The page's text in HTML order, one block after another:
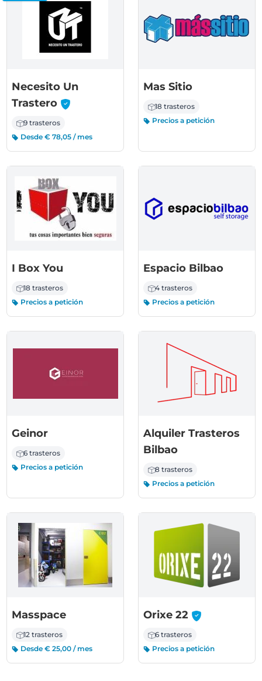
Necesito Un
Trastero -
9 trasteros
Desde € 78,05 / mes
Mas Sitio
18 trasteros
Precios a petición
I Box You
18 trasteros
Precios a petición
Espacio Bilbao
4 trasteros
Precios a petición
Geinor
6 trasteros
Precios a petición
Alquiler Trasteros
Bilbao
8 trasteros
Precios a petición
Masspace
12 trasteros
Desde € 25,00 / mes
Orixe 22 -
6 trasteros
Precios a petición